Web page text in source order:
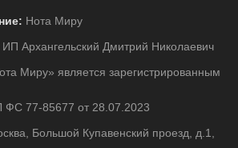
Нота Миру
ИП Архангельский Дмитрий Николаевич
Миру» является зарегистрированным
ФС 77-85677 от 28.07.2023
Большой Купавенский проезд, д.1,